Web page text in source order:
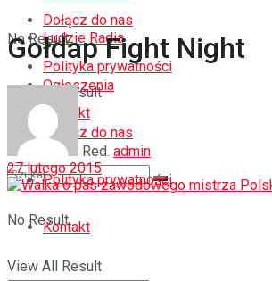
Dołącz do nas
Polityka prywatności
Kontakt
No Result
View All Result
Ludzie Radia
Ogłoszenia
Dołącz do nas
Polityka prywatności
Kontakt
No Result
View All Result
Gołdap Fight Night
Red. admin
27 lutego 2015